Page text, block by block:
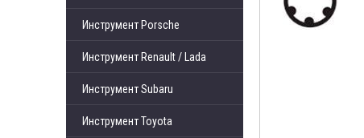
Инструмент Porsche
Инструмент Renault / Lada
Инструмент Subaru
Инструмент Toyota